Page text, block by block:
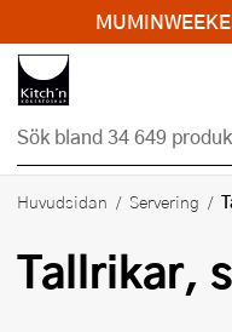
Hopp till huvudinnehållet
Huvudsidan Servering
Tallrikar,